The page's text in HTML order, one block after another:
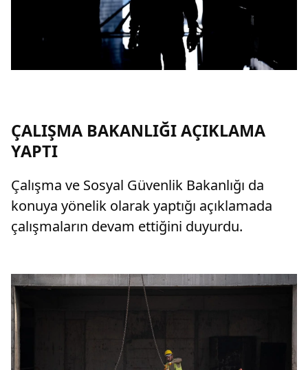
ÇALIŞMA BAKANLIĞI AÇIKLAMA
YAPTI
Çalışma ve Sosyal Güvenlik Bakanlığı da
konuya yönelik olarak yaptığı açıklamada
çalışmaların devam ettiğini duyurdu.